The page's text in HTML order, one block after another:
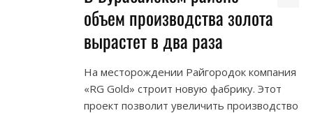
объем производства золота
вырастет в два раза
На месторождении Райгородок компания
«RG Gold» строит новую фабрику. Этот
проект позволит увеличить производство